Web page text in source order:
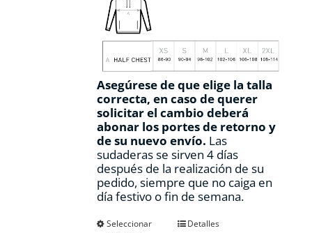
Asegúrese de que elige la talla
correcta, en caso de querer
solicitar el cambio deberá
abonar los portes de retorno y
de su nuevo envío. Las
sudaderas se sirven 4 días
después de la realización de su
pedido, siempre que no caiga en
día festivo o fin de semana.
Seleccionar
EsteDetalles